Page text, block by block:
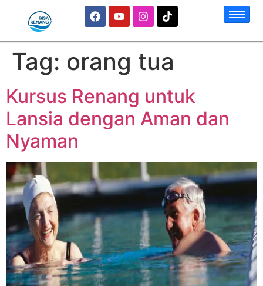
Tag: orang tua
Kursus Renang untuk
Lansia dengan Aman dan
Nyaman